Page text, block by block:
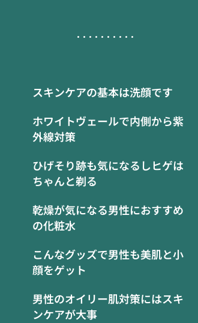
スキンケアの基本は洗顔です
ホワイトヴェールで内側から紫
外線対策
ひげそり跡も気になるしヒゲは
ちゃんと剃る
乾燥が気になる男性におすすめ
の化粧水
こんなグッズで男性も美肌と小
顔をゲット
男性のオイリー肌対策にはスキ
ンケアが大事